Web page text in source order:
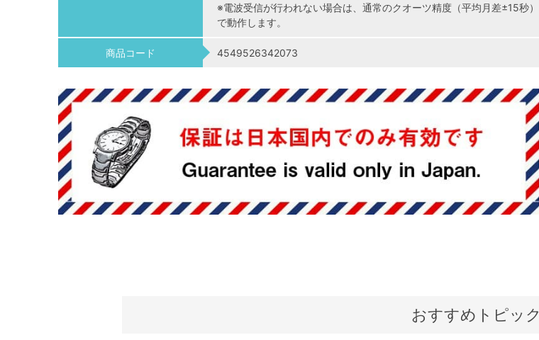
※電波受信が行われない場合は、通常のクオーツ精度（平均月差±15秒）
で動作します。
商品コード 4549526342073
おすすめトピック